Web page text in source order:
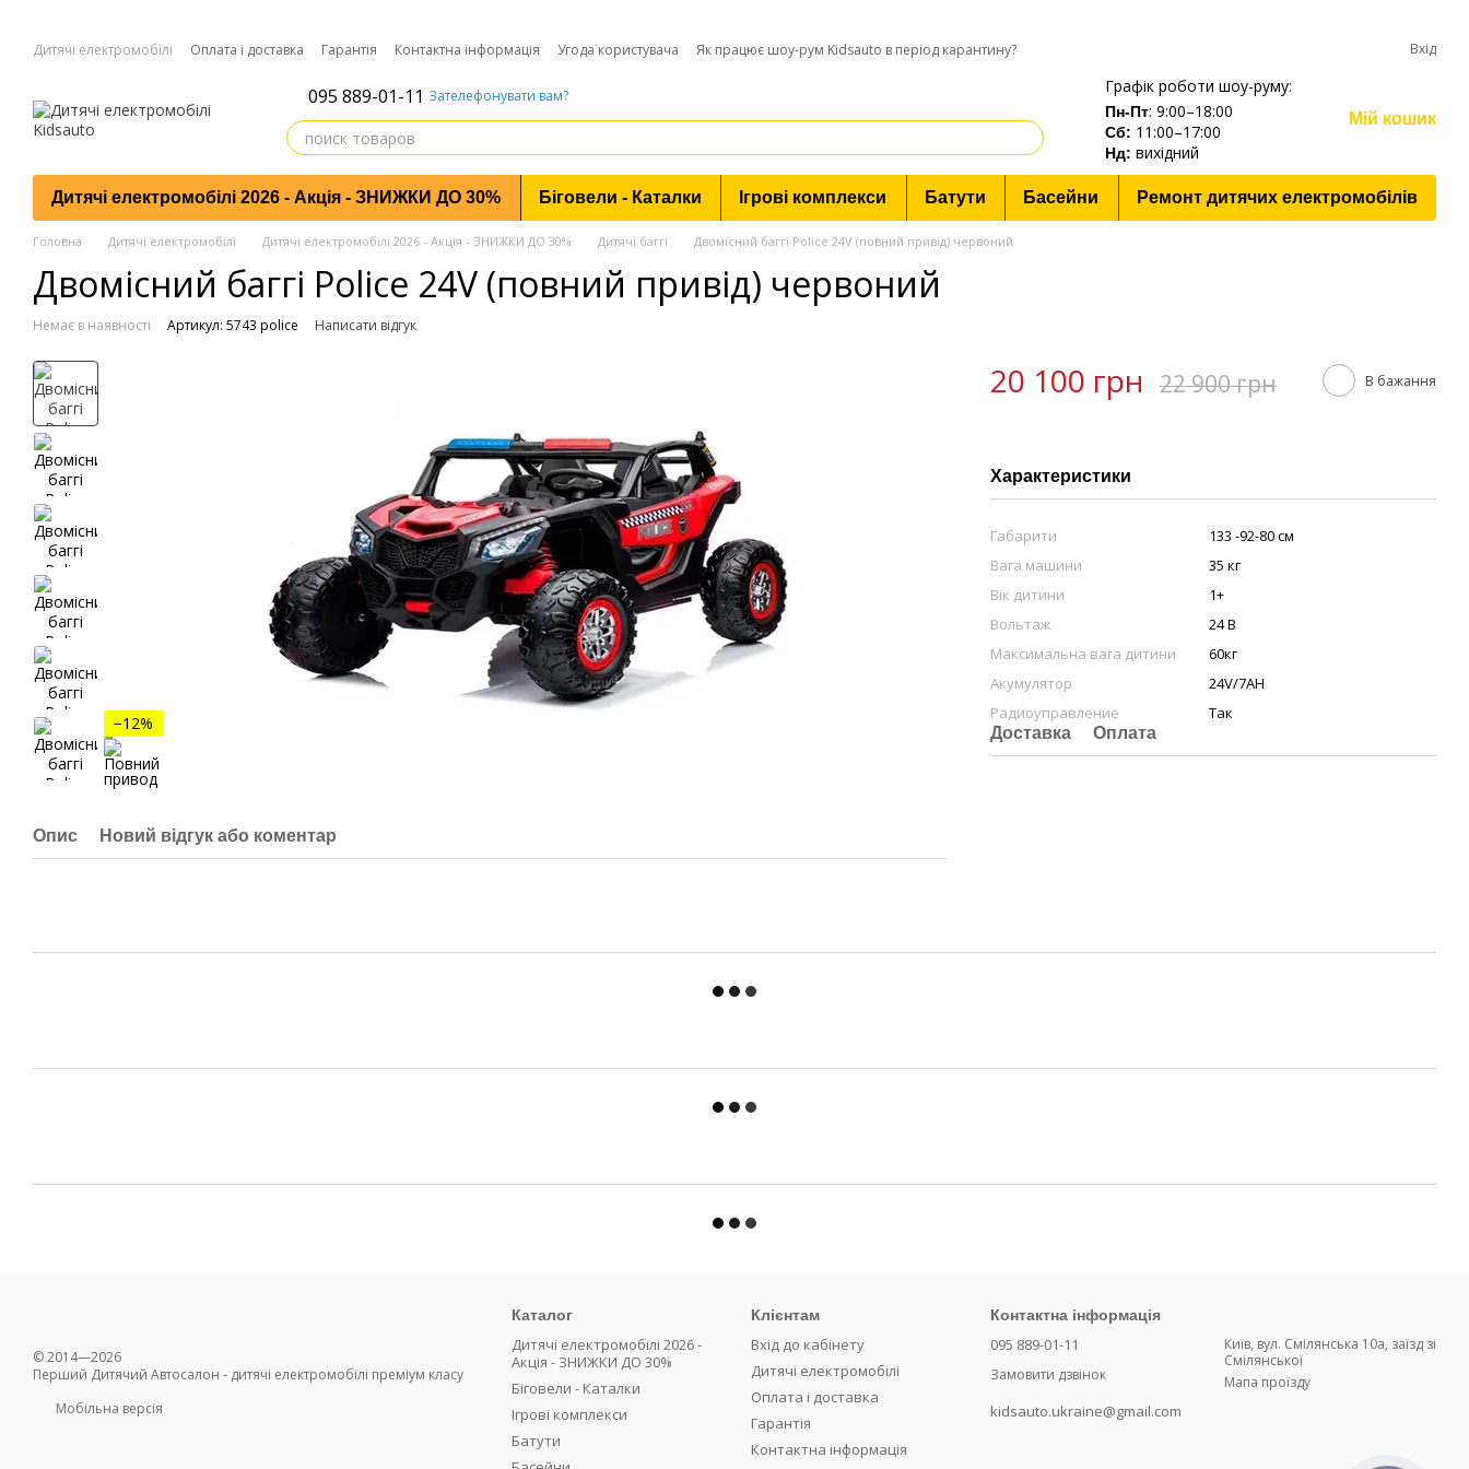
Дитячі електромобілі Оплата і доставка Гарантія Контактна інформація Угода користувача Як працює шоу-рум Kidsauto в період карантину? Вхід
095 889-01-11 Зателефонувати вам? Графік роботи шоу-руму:
Пн-Пт: 9:00–18:00
Cб: 11:00–17:00
Нд: вихідний
Мій кошик
Дитячі електромобілі 2026 - Акція - ЗНИЖКИ ДО 30% Біговели - Каталки Ігрові комплекси Батути Басейни Ремонт дитячих електромобілів
Головна Дитячі електромобілі Дитячі електромобілі 2026 - Акція - ЗНИЖКИ ДО 30% Дитячі баггі Двомісний баггі Police 24V (повний привід) червоний
Двомісний баггі Police 24V (повний привід) червоний
Немає в наявності Артикул: 5743 police Написати відгук
−12%
Опис Новий відгук або коментар
20 100 грн 22 900 грн В бажання
Характеристики
Габарити
133 -92-80 см
Вага машини
35 кг
Вік дитини
1+
Вольтаж
24 В
Максимальна вага дитини
60кг
Акумулятор
24V/7AH
Радиоуправление
Так
Доставка Оплата
© 2014—2026
Перший Дитячий Автосалон - дитячі електромобілі преміум класу
Мобільна версія
Каталог
Дитячі електромобілі 2026 -
Акція - ЗНИЖКИ ДО 30%
Біговели - Каталки
Ігрові комплекси
Батути
Клієнтам
Вхід до кабінету
Дитячі електромобілі
Оплата і доставка
Гарантія
Контактна інформація
Контактна інформація
095 889-01-11
Замовити дзвінок
kidsauto.ukraine@gmail.com
Київ, вул. Смілянська 10а, заїзд зі
Смілянської
Мапа проїзду